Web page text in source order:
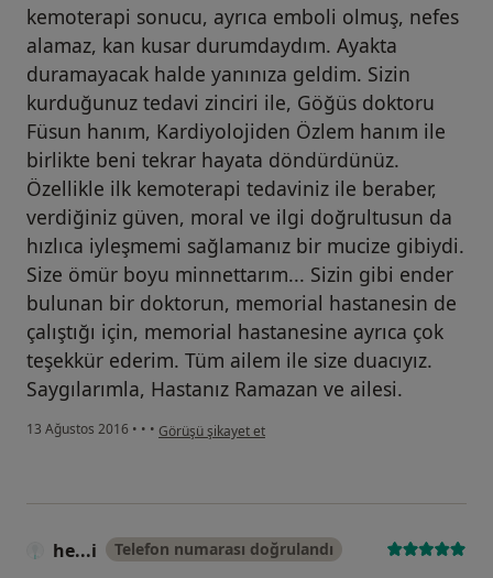
kemoterapi sonucu, ayrıca emboli olmuş, nefes
alamaz, kan kusar durumdaydım. Ayakta
duramayacak halde yanınıza geldim. Sizin
kurduğunuz tedavi zinciri ile, Göğüs doktoru
Füsun hanım, Kardiyolojiden Özlem hanım ile
birlikte beni tekrar hayata döndürdünüz.
Özellikle ilk kemoterapi tedaviniz ile beraber,
verdiğiniz güven, moral ve ilgi doğrultusun da
hızlıca iyleşmemi sağlamanız bir mucize gibiydi.
Size ömür boyu minnettarım... Sizin gibi ender
bulunan bir doktorun, memorial hastanesin de
çalıştığı için, memorial hastanesine ayrıca çok
teşekkür ederim. Tüm ailem ile size duacıyız.
Saygılarımla, Hastanız Ramazan ve ailesi.
13 Ağustos 2016 • • • kullanıcının görüşüne göre he...i
Görüşü şikayet et
he...i Telefon numarası doğrulandı